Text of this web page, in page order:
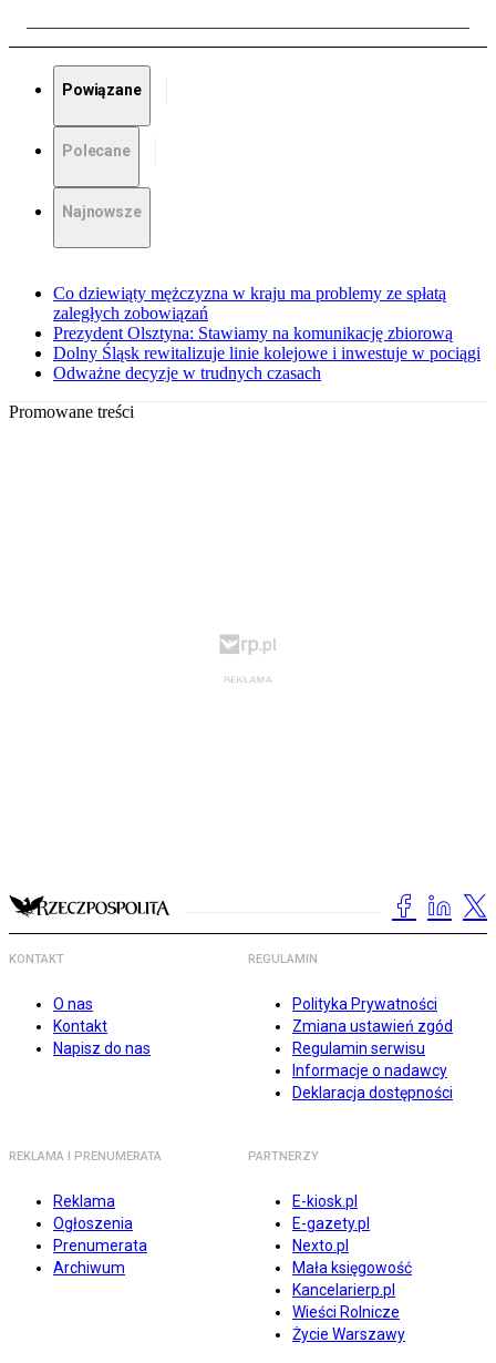
Powiązane
Polecane
Najnowsze
Co dziewiąty mężczyzna w kraju ma problemy ze spłatą
zaległych zobowiązań
Prezydent Olsztyna: Stawiamy na komunikację zbiorową
Dolny Śląsk rewitalizuje linie kolejowe i inwestuje w pociągi
Odważne decyzje w trudnych czasach
Promowane treści
KONTAKT
O nas
Kontakt
Napisz do nas
REGULAMIN
Polityka Prywatności
Zmiana ustawień zgód
Regulamin serwisu
Informacje o nadawcy
Deklaracja dostępności
REKLAMA I PRENUMERATA
Reklama
Ogłoszenia
Prenumerata
Archiwum
PARTNERZY
E-kiosk.pl
E-gazety.pl
Nexto.pl
Mała księgowość
Kancelarierp.pl
Wieści Rolnicze
Życie Warszawy